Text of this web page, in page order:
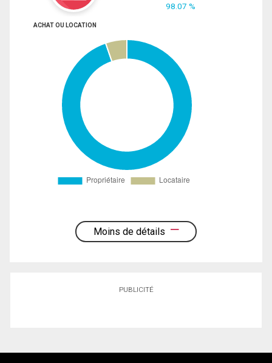
98.07 %
ACHAT OU LOCATION
Moins de détails
PUBLICITÉ